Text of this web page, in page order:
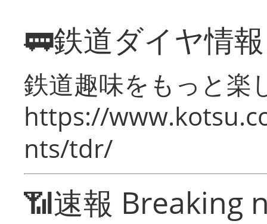
🚃鉄道ダイヤ情
鉄道趣味をもっと楽
https://
nts/tdr/
📶速報 Breaking